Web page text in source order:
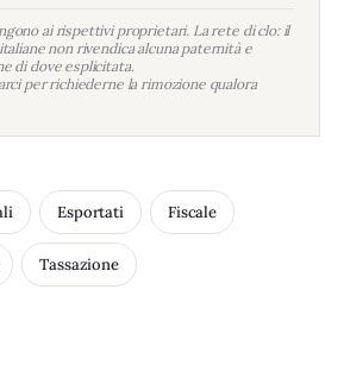
ai rispettivi proprietari. La rete di clo: il
non rivendica alcuna paternità e
di dove esplicitata.
per richiederne la rimozione qualora
Esportati Fiscale
Tassazione